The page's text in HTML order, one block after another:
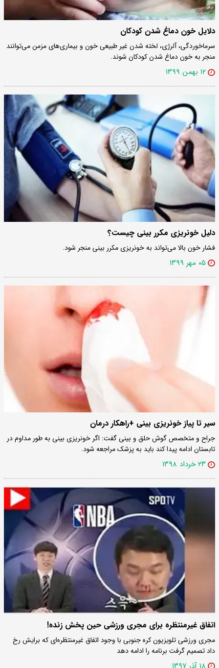
دلایل خون دماغ شدن کودکان
سرماخوردگی، آلرژی، لخته شدن غیر طبیعی خون و بیماری‌های مزمن می‌توانند
منجر به خون دماغ شدن کودکان شوند.
۱۲ بهمن ۱۳۹۹
دلیل خونریزی مکرر بینی چیست؟
فشار خون بالا می‌تواند به خونریزی مکرر بینی منجر شود.
۰۵ مهر ۱۳۹۹
سیر تا پیاز خونریزی بینی +راهکار درمان
جراح و متخصص گوش حلق و بینی گفت: اگر خونریزی بینی به طور مداوم در
تابستان ادامه پیدا کند باید به پزشک مراجعه شود.
۲۳ خرداد ۱۳۹۸
اتفاق غیرمنتظره برای مجری ورزشی حین پخش زنده!
مجری ورزشی تلویزیون کره جنوبی با وجود اتفاق غیرمنتظره‌ای که برایش رخ
داد تصمیم گرفت برنامه را ادامه دهد